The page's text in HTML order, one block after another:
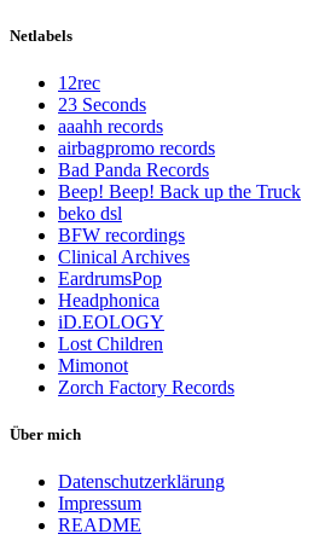
Netlabels
12rec
23 Seconds
aaahh records
airbagpromo records
Bad Panda Records
Beep! Beep! Back up the Truck
beko dsl
BFW recordings
Clinical Archives
EardrumsPop
Headphonica
iD.EOLOGY
Lost Children
Mimonot
Zorch Factory Records
Über mich
Datenschutzerklärung
Impressum
README